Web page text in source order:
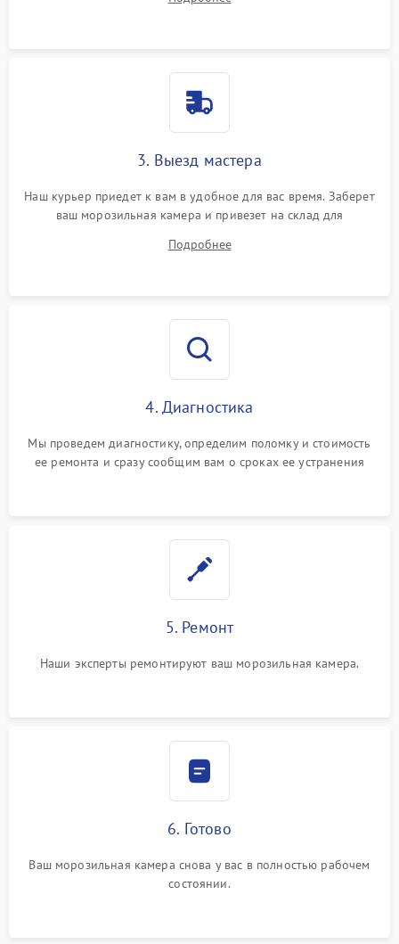
3. Выезд мастера
Наш курьер приедет к вам в удобное для вас время. Заберет
ваш морозильная камера и привезет на склад для
Подробнее
4. Диагностика
Мы проведем диагностику, определим поломку и стоимость
ее ремонта и сразу сообщим вам о сроках ее устранения
5. Ремонт
Наши эксперты ремонтируют ваш морозильная камера.
6. Готово
Ваш морозильная камера снова у вас в полностью рабочем
состоянии.